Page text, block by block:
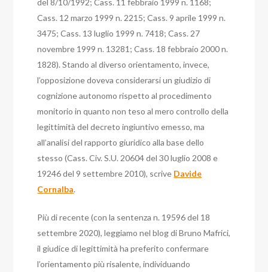
del 8/10/1992; Cass. 11 febbraio 1999 n. 1168;
Cass. 12 marzo 1999 n. 2215; Cass. 9 aprile 1999 n.
3475; Cass. 13 luglio 1999 n. 7418; Cass. 27
novembre 1999 n. 13281; Cass. 18 febbraio 2000 n.
1828).Stando al diverso orientamento, invece,
l’opposizione doveva considerarsi un giudizio di
cognizione autonomo rispetto al procedimento
monitorio in quanto non teso al mero controllo della
legittimità del decreto ingiuntivo emesso, ma
all’analisi del rapporto giuridico alla base dello
stesso (Cass. Civ. S.U. 20604 del 30 luglio 2008 e
19246 del 9 settembre 2010), scrive Davide
Cornalba.
Più di recente (con la sentenza n. 19596 del 18
settembre 2020), leggiamo nel blog di Bruno Mafrici,
il giudice di legittimità ha preferito confermare
l’orientamento più risalente, individuando